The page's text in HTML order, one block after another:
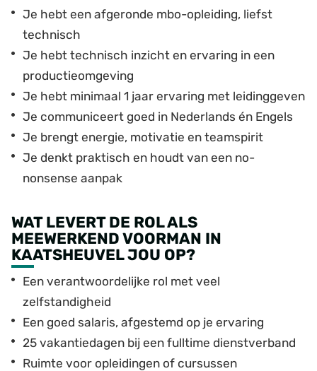
Je hebt een afgeronde mbo-opleiding, liefst
technisch
Je hebt technisch inzicht en ervaring in een
productieomgeving
Je hebt minimaal 1 jaar ervaring met leidinggeven
Je communiceert goed in Nederlands én Engels
Je brengt energie, motivatie en teamspirit
Je denkt praktisch en houdt van een no-
nonsense aanpak
WAT LEVERT DE ROL ALS
MEEWERKEND VOORMAN IN
KAATSHEUVEL JOU OP?
Een verantwoordelijke rol met veel
zelfstandigheid
Een goed salaris, afgestemd op je ervaring
25 vakantiedagen bij een fulltime dienstverband
Ruimte voor opleidingen of cursussen